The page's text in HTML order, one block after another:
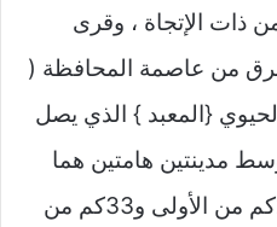
ذات الإتجاة ، وقرى
من عاصمة المحافظة (
{المعبد } الذي يصل
مدينتين هامتين هما
رداع وذمار على مسافة 25كم من الأولى و33كم من